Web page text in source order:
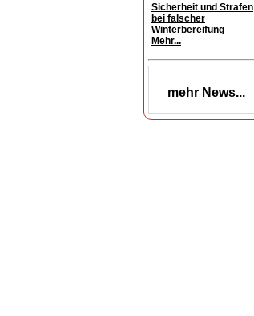
Sicherheit und Strafen
bei falscher
Winterbereifung
Mehr...
mehr News...